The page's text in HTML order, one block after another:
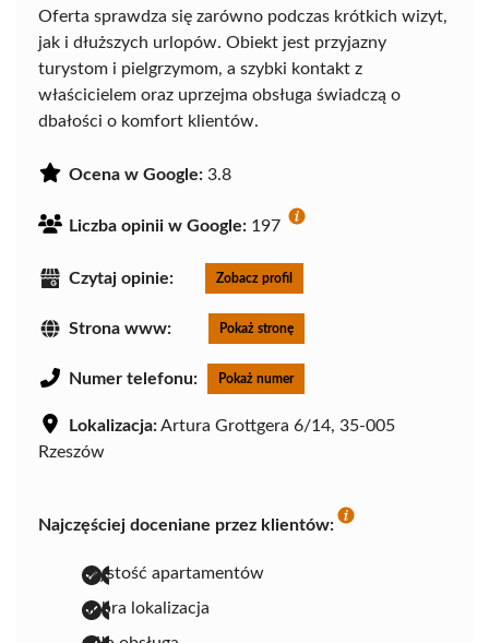
Oferta sprawdza się zarówno podczas krótkich wizyt,
jak i dłuższych urlopów. Obiekt jest przyjazny
turystom i pielgrzymom, a szybki kontakt z
właścicielem oraz uprzejma obsługa świadczą o
dbałości o komfort klientów.
Ocena w Google: 3.8
Liczba opinii w Google: 197
Czytaj opinie: Zobacz profil
Strona www: Pokaż stronę
Numer telefonu: Pokaż numer
Lokalizacja:Artura Grottgera 6/14, 35-005
Rzeszów
Najczęściej doceniane przez klientów:
czystość apartamentów
dobra lokalizacja